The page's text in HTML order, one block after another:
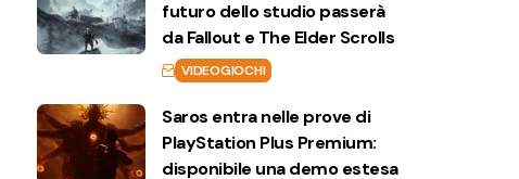
futuro dello studio passerà
da Fallout e The Elder Scrolls
VIDEOGIOCHI
Saros entra nelle prove di
PlayStation Plus Premium:
disponibile una demo estesa